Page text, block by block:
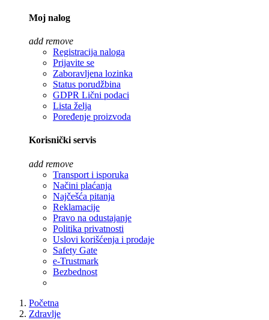
Moj nalog
add remove
Registracija naloga
Prijavite se
Zaboravljena lozinka
Status porudžbina
GDPR Lični podaci
Lista želja
Poređenje proizvoda
Korisnički servis
add remove
Transport i isporuka
Načini plaćanja
Najčešća pitanja
Reklamacije
Pravo na odustajanje
Politika privatnosti
Uslovi korišćenja i prodaje
Safety Gate
e-Trustmark
Bezbednost
Početna
Zdravlje